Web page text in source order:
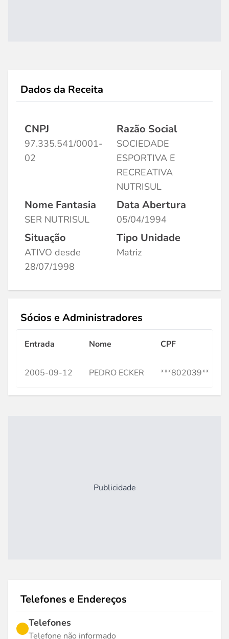
Dados da Receita
CNPJ
97.335.541/0001-
02
Razão Social
SOCIEDADE
ESPORTIVA E
RECREATIVA
NUTRISUL
Nome Fantasia
SER NUTRISUL
Data Abertura
05/04/1994
Situação
ATIVO desde
28/07/1998
Tipo Unidade
Matriz
Sócios e Administradores
Entrada Nome CPF
2005-09-12 PEDRO ECKER ***802039**
Publicidade
Telefones e Endereços
Telefones
Telefone não informado